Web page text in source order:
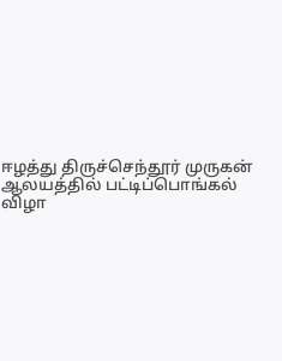
ஈழத்து திருச்செந்தூர் முருகன்
ஆலயத்தில் பட்டிப்பொங்கல்
விழா